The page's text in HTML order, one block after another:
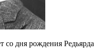
со дня рождения